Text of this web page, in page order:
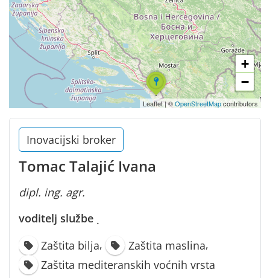
Inovacijski broker
Tomac Talajić Ivana
dipl. ing. agr.
voditelj službe ·
Zaštita bilja, Zaštita maslina,
Zaštita mediteranskih voćnih vrsta
+
−
Leaflet|©OpenStreetMapcontributors